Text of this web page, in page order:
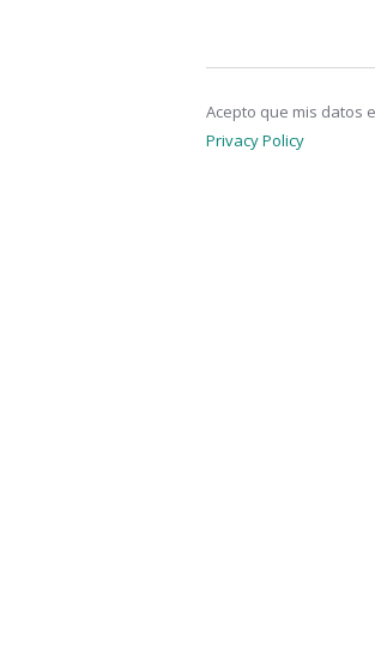
Acepto que mis datos
Privacy Policy